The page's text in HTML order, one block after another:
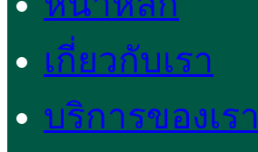
เกี่ยวกับเรา
บริการของเรา